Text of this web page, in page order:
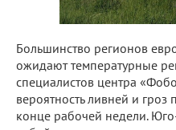
Большинство регионов
ожидают температурные
специалистов центра
вероятность ливней и гроз
конце рабочей недели.